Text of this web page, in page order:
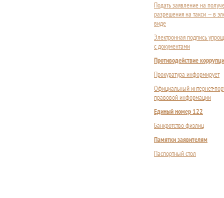
Подать заявление на
разрешения на такси — в
виде
Электронная подпись
с документами
Противодействие
Прокуратура информирует
Официальный интернет-
правовой информации
Единый номер 122
Банкротство физлиц
Памятки заявителям
Паспортный стол